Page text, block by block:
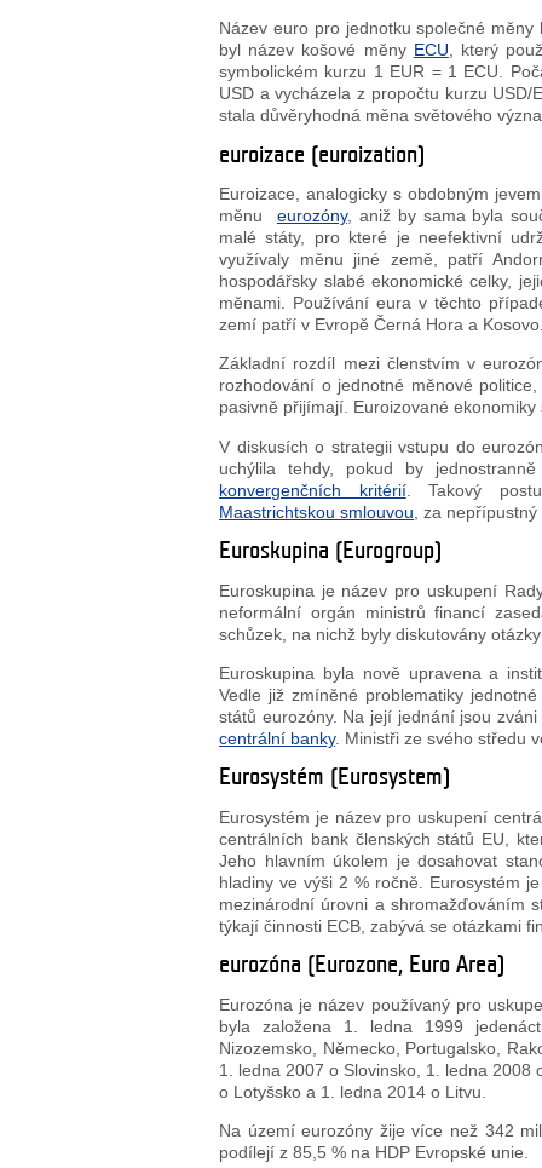
Název euro pro jednotku společné
byl název košové měny ECU, který
symbolickém kurzu 1 EUR = 1 ECU.
USD a vycházela z propočtu kurzu
stala důvěryhodná měna světového
euroizace (euroization)
Euroizace, analogicky s obdobným
měnu eurozóny, aniž by sama byla
malé státy, pro které je neefektivní
využívaly měnu jiné země, patří
hospodářsky slabé ekonomické celky,
měnami. Používání eura v těchto
zemí patří v Evropě Černá Hora a
Základní rozdíl mezi členstvím v
rozhodování o jednotné měnové
pasivně přijímají. Euroizované
V diskusích o strategii vstupu do
uchýlila tehdy, pokud by
konvergenčních kritérií. Takový
Maastrichtskou smlouvou , za
Euroskupina (Eurogroup)
Euroskupina je název pro uskupení
neformální orgán ministrů financí
schůzek, na nichž byly diskutovány
Euroskupina byla nově upravena a
Vedle již zmíněné problematiky
států eurozóny. Na její jednání jsou
centrální banky. Ministři ze svého středu
Eurosystém (Eurosystem)
Eurosystém je název pro uskupení
centrálních bank členských států EU,
Jeho hlavním úkolem je dosahovat
hladiny ve výši 2 % ročně. Eurosystém
mezinárodní úrovni a shromažďováním
týkají činnosti ECB, zabývá se otázkami
eurozóna (Eurozone, Euro Area)
Eurozóna je název používaný pro
byla založena 1. ledna 1999
Nizozemsko, Německo, Portugalsko,
1. ledna 2007 o Slovinsko, 1. ledna
o Lotyšsko a 1. ledna 2014 o Litvu.
Na území eurozóny žije více než 342
podílejí z 85,5 % na HDP Evropské unie.